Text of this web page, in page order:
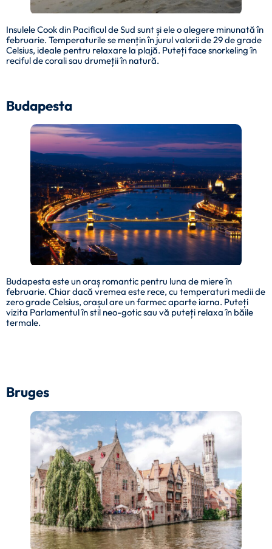
Insulele Cook din Pacificul de Sud sunt și ele o alegere minunată în
februarie. Temperaturile se mențin în jurul valorii de 29 de grade
Celsius, ideale pentru relaxare la plajă. Puteți face snorkeling în
reciful de corali sau drumeții în natură.
Budapesta
Budapesta este un oraș romantic pentru luna de miere în
februarie. Chiar dacă vremea este rece, cu temperaturi medii de
zero grade Celsius, orașul are un farmec aparte iarna. Puteți
vizita Parlamentul în stil neo-gotic sau vă puteți relaxa în băile
termale.
Bruges